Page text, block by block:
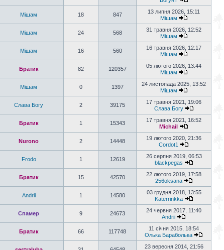
Мішам 18 847
13 липня 2026, 15:11
Мішам
Мішам 24 568
31 травня 2026, 12:52
Мішам
Мішам 16 560
16 травня 2026, 12:17
Мішам
Братик 82 120357
05 лютого 2026, 13:44
Мішам
Мішам 0 1397
24 листопада 2025, 13:52
Мішам
Слава Богу 2 39175
17 травня 2021, 19:06
Слава Богу
Братик 1 15343
17 травня 2021, 16:52
Michail
Nurono 2 14448
19 лютого 2020, 21:36
Cordot1
Frodo 1 12619
26 серпня 2019, 06:53
blackpegas
Братик 15 42570
22 лютого 2019, 17:58
256oksana
Andrii 1 14580
03 грудня 2018, 13:55
Katerrinkka
Спамер 9 24673
24 червня 2017, 11:40
Andrii
Братик 66 117748
11 січня 2015, 18:54
Олька Бараболька
23 вересня 2014, 21:56